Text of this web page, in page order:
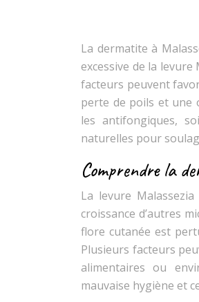
La dermatite à
excessive de la
facteurs peuvent
perte de poils et une
les antifongiques,
naturelles pour
Comprendre la
La levure
croissance d’autres
flore cutanée est
Plusieurs facteurs
alimentaires ou
mauvaise hygiène et